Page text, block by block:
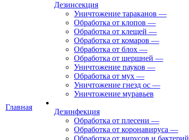
Главная
Дезинсекция
Уничтожение тараканов —
Обработка от клопов —
Обработка от клещей —
Обработка от комаров —
Обработка от блох —
Обработка от шершней —
Уничтожение пауков —
Обработка от мух —
Уничтожение гнезд ос —
Уничтожение муравьев
Дезинфекция
Обработка от плесени —
Обработка от коронавируса —
Обработка от вирусов и бактерий